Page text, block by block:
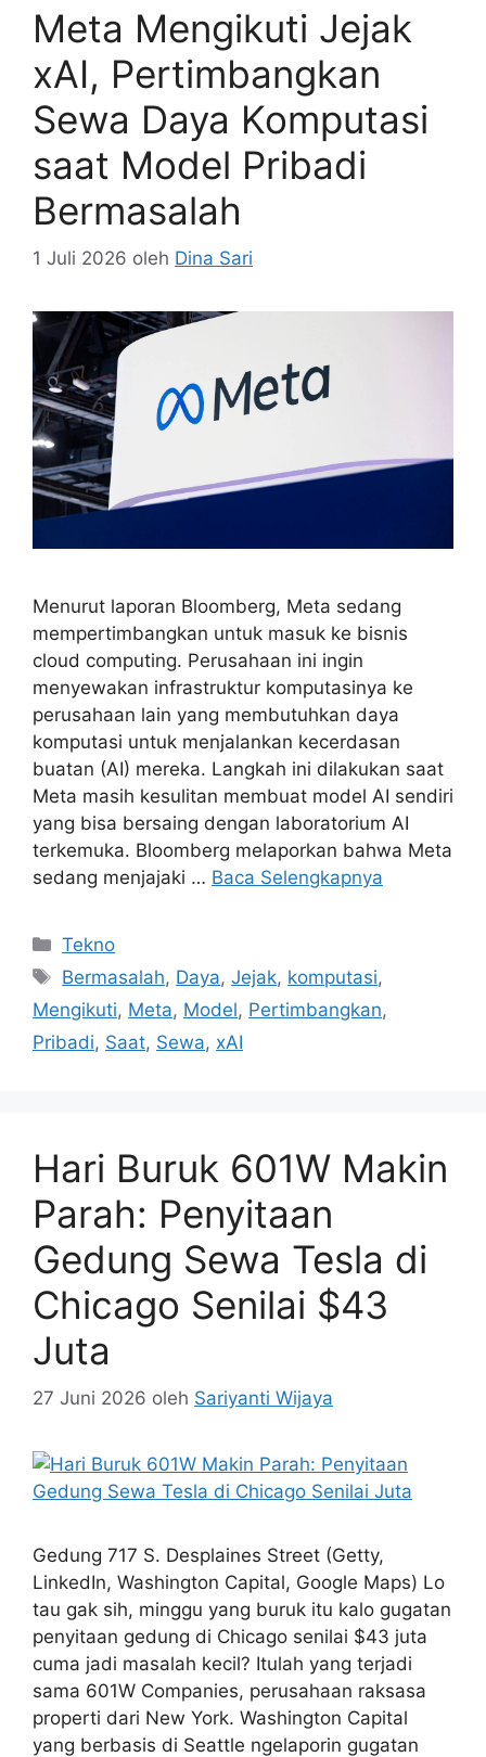
Meta Mengikuti Jejak
xAI, Pertimbangkan
Sewa Daya Komputasi
saat Model Pribadi
Bermasalah
1 Juli 2026 oleh Dina Sari
Menurut laporan Bloomberg, Meta sedang
mempertimbangkan untuk masuk ke bisnis
cloud computing. Perusahaan ini ingin
menyewakan infrastruktur komputasinya ke
perusahaan lain yang membutuhkan daya
komputasi untuk menjalankan kecerdasan
buatan (AI) mereka. Langkah ini dilakukan saat
Meta masih kesulitan membuat model AI sendiri
yang bisa bersaing dengan laboratorium AI
terkemuka. Bloomberg melaporkan bahwa Meta
sedang menjajaki … Baca Selengkapnya
Kategori
Tekno
Tag
Bermasalah, Daya,Jejak, komputasi,
Mengikuti, Meta, Model, Pertimbangkan,
Pribadi, Saat, Sewa, xAI
Hari Buruk 601W Makin
Parah: Penyitaan
Gedung Sewa Tesla di
Chicago Senilai $43
Juta
27 Juni 2026 oleh Sariyanti Wijaya
Gedung 717 S. Desplaines Street (Getty,
LinkedIn, Washington Capital, Google Maps) Lo
tau gak sih, minggu yang buruk itu kalo gugatan
penyitaan gedung di Chicago senilai $43 juta
cuma jadi masalah kecil? Itulah yang terjadi
sama 601W Companies, perusahaan raksasa
properti dari New York. Washington Capital
yang berbasis di Seattle ngelaporin gugatan